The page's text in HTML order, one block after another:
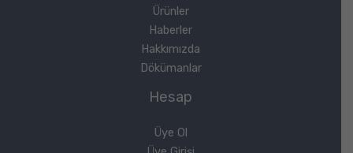
Ürünler
Haberler
Hakkımızda
Dökümanlar
Hesap
Üye Ol